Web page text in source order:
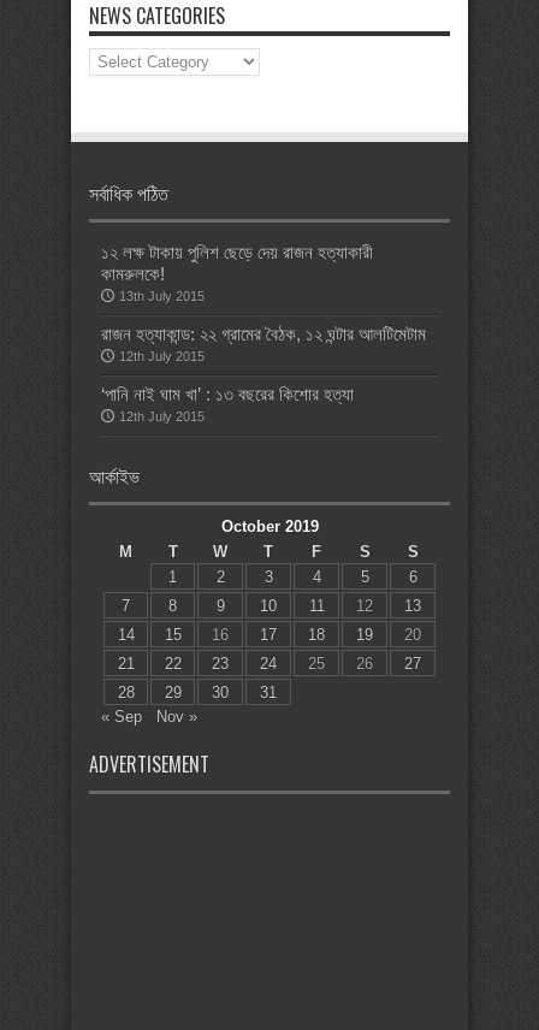
NEWS CATEGORIES
News
Categories
সর্বাধিক পঠিত
১২ লক্ষ টাকায় পুলিশ ছেড়ে দেয় রাজন হত্যাকারী
কামরুলকে!
13th July 2015
রাজন হত্যাকান্ড: ২২ গ্রামের বৈঠক, ১২ ঘন্টার আলটিমেটাম
12th July 2015
‘পানি নাই ঘাম খা’ : ১৩ বছরের কিশোর হত্যা
12th July 2015
আর্কাইভ
October 2019
M
T W T F S
S
1
2 3 4 5
6
7
8 9 10 11 12
13
14
15 16 17 18 19
20
21
22 23 24 25 26
27
28
29 30
31
« Sep
Nov »
ADVERTISEMENT